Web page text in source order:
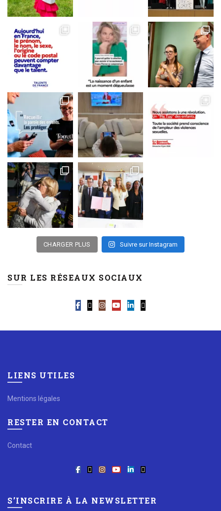
CHARGER PLUS Suivre sur Instagram
SUR LES RÉSEAUX SOCIAUX
LIENS UTILES
Mentions légales
RESTER EN CONTACT
Contact
S’INSCRIRE À LA NEWSLETTER